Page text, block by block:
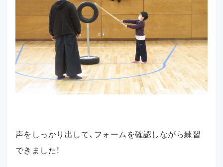
声をしっかり出して、フォームを確認しながら練習
できました！